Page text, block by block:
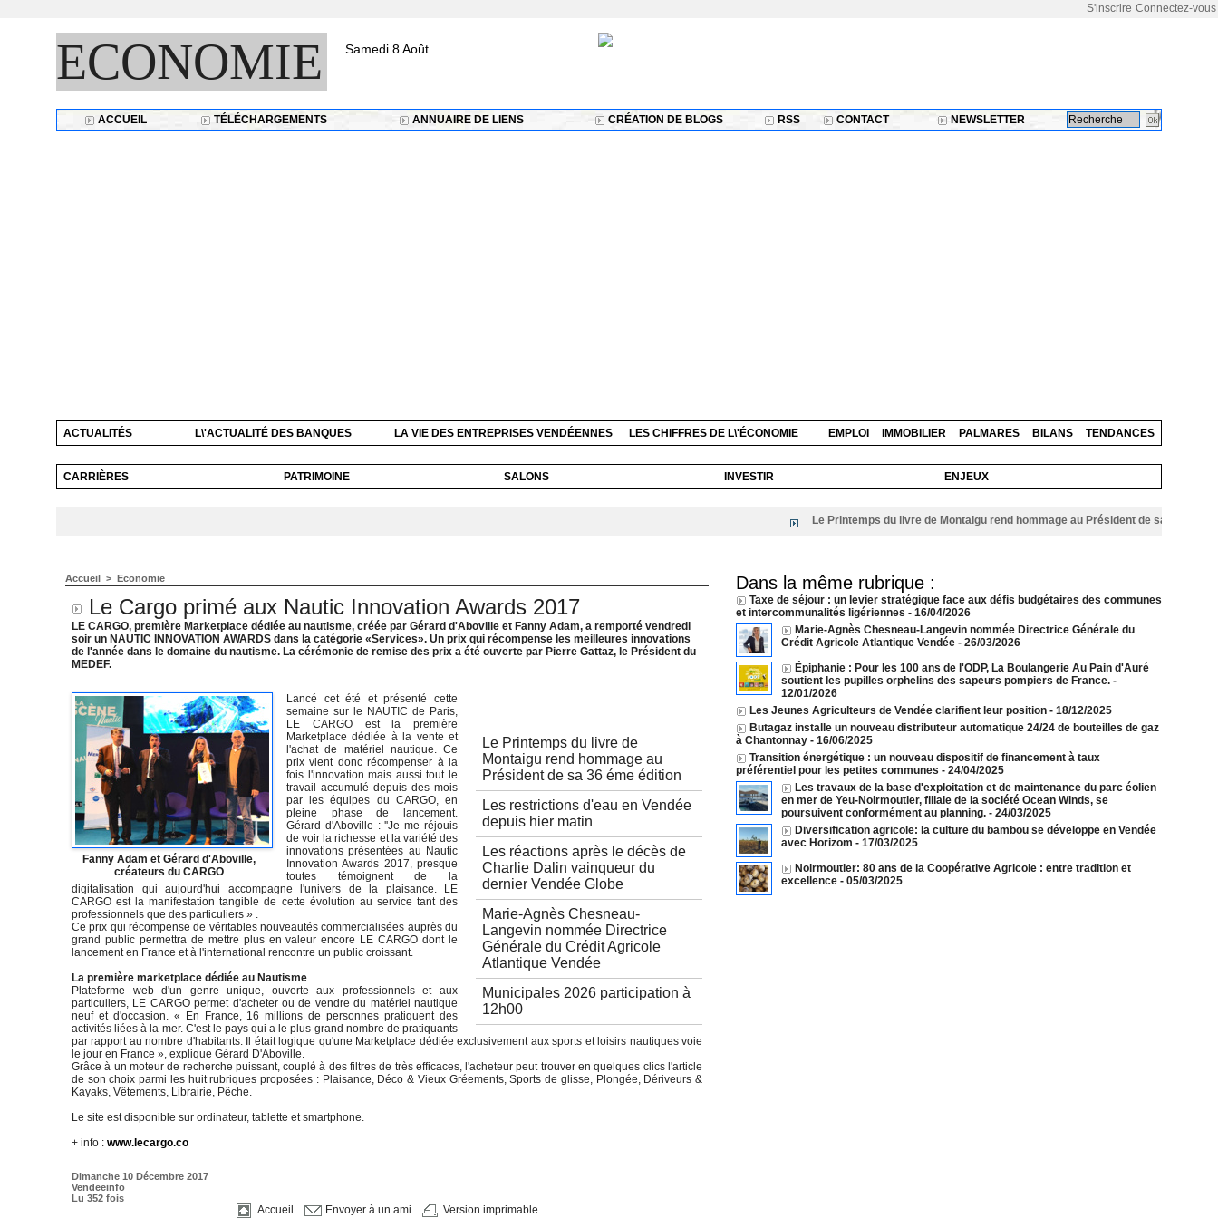
Connectez-vous
S'inscrire
ECONOMIE Samedi 8 Août
ACCUEIL TÉLÉCHARGEMENTS ANNUAIRE DE LIENS CRÉATION DE BLOGS RSS CONTACT NEWSLETTER
ACTUALITÉS L\'ACTUALITÉ DES BANQUES LA VIE DES ENTREPRISES VENDÉENNES LES CHIFFRES DE L\'ÉCONOMIE EMPLOI IMMOBILIER PALMARES BILANS TENDANCES
CARRIÈRES PATRIMOINE SALONS INVESTIR ENJEUX
Le Printemps du livre de Montaigu rend hommage au Président de sa 36 éme édition
Accueil > Economie
Le Cargo primé aux Nautic Innovation Awards 2017
LE CARGO, première Marketplace dédiée au nautisme, créée par Gérard d'Aboville et Fanny Adam, a remporté vendredi
soir un NAUTIC INNOVATION AWARDS dans la catégorie «Services». Un prix qui récompense les meilleures innovations
de l'année dans le domaine du nautisme. La cérémonie de remise des prix a été ouverte par Pierre Gattaz, le Président du
MEDEF.
Le Printemps du livre de
Montaigu rend hommage au
Président de sa 36 éme édition
Les restrictions d'eau en Vendée
depuis hier matin
Les réactions après le décès de
Charlie Dalin vainqueur du
dernier Vendée Globe
Marie-Agnès Chesneau-
Langevin nommée Directrice
Générale du Crédit Agricole
Atlantique Vendée
Municipales 2026 participation à
12h00
Fanny Adam et Gérard d'Aboville,
créateurs du CARGO
Lancé cet été et présenté cette
semaine sur le NAUTIC de Paris,
LE CARGO est la première
Marketplace dédiée à la vente et
l'achat de matériel nautique. Ce
prix vient donc récompenser à la
fois l'innovation mais aussi tout le
travail accumulé depuis des mois
par les équipes du CARGO, en
pleine phase de lancement.
Gérard d'Aboville : ''Je me réjouis
de voir la richesse et la variété des
innovations présentées au Nautic
Innovation Awards 2017, presque
toutes témoignent de la
digitalisation qui aujourd'hui accompagne l'univers de la plaisance. LE
CARGO est la manifestation tangible de cette évolution au service tant des
professionnels que des particuliers » .
Ce prix qui récompense de véritables nouveautés commercialisées auprès du
grand public permettra de mettre plus en valeur encore LE CARGO dont le
lancement en France et à l'international rencontre un public croissant.
La première marketplace dédiée au Nautisme
Plateforme web d'un genre unique, ouverte aux professionnels et aux
particuliers, LE CARGO permet d'acheter ou de vendre du matériel nautique
neuf et d'occasion. « En France, 16 millions de personnes pratiquent des
activités liées à la mer. C'est le pays qui a le plus grand nombre de pratiquants
par rapport au nombre d'habitants. Il était logique qu'une Marketplace dédiée exclusivement aux sports et loisirs nautiques voie
le jour en France », explique Gérard D'Aboville.
Grâce à un moteur de recherche puissant, couplé à des filtres de très efficaces, l'acheteur peut trouver en quelques clics l'article
de son choix parmi les huit rubriques proposées : Plaisance, Déco & Vieux Gréements, Sports de glisse, Plongée, Dériveurs &
Kayaks, Vêtements, Librairie, Pêche.
Le site est disponible sur ordinateur, tablette et smartphone.
+ info : www.lecargo.co
Dimanche 10 Décembre 2017
Vendeeinfo
Lu 352 fois
Accueil Envoyer à un ami Version imprimable
Dans la même rubrique :
Taxe de séjour : un levier stratégique face aux défis budgétaires des communes
et intercommunalités ligériennes - 16/04/2026
Marie-Agnès Chesneau-Langevin nommée Directrice Générale du
Crédit Agricole Atlantique Vendée - 26/03/2026
Épiphanie : Pour les 100 ans de l'ODP, La Boulangerie Au Pain d'Auré
soutient les pupilles orphelins des sapeurs pompiers de France. -
12/01/2026
Les Jeunes Agriculteurs de Vendée clarifient leur position - 18/12/2025
Butagaz installe un nouveau distributeur automatique 24/24 de bouteilles de gaz
à Chantonnay - 16/06/2025
Transition énergétique : un nouveau dispositif de financement à taux
préférentiel pour les petites communes - 24/04/2025
Les travaux de la base d'exploitation et de maintenance du parc éolien
en mer de Yeu-Noirmoutier, filiale de la société Ocean Winds, se
poursuivent conformément au planning. - 24/03/2025
Diversification agricole: la culture du bambou se développe en Vendée
avec Horizom - 17/03/2025
Noirmoutier: 80 ans de la Coopérative Agricole : entre tradition et
excellence - 05/03/2025